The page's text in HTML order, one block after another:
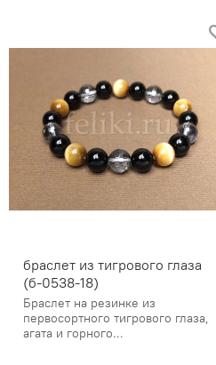
браслет из тигрового глаза
(б-0538-18)
Браслет на резинке из
первосортного тигрового глаза,
агата и горного...